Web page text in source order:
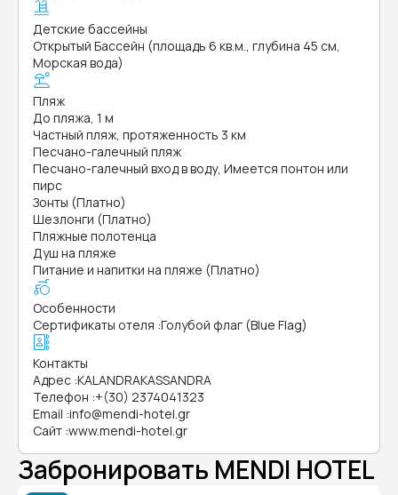
Детские бассейны
Открытый Бассейн (площадь 6 кв.м., глубина 45 см,
Морская вода)
Пляж
До пляжа, 1 м
Частный пляж, протяженность 3 км
Песчано-галечный пляж
Песчано-галечный вход в воду, Имеется понтон или
пирс
Зонты (Платно)
Шезлонги (Платно)
Пляжные полотенца
Душ на пляже
Питание и напитки на пляже (Платно)
Особенности
Сертификаты отеля :Голубой флаг (Blue Flag)
Контакты
Адрес :KALANDRAKASSANDRA
Телефон :+(30) 2374041323
Email :info@mendi-hotel.gr
Сайт :www.mendi-hotel.gr
Забронировать MENDI HOTEL